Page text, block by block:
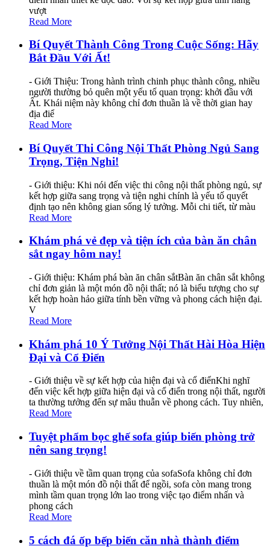
vượt
Read More
Bí Quyết Thành Công Trong Cuộc Sống: Hãy
Bắt Đầu Với Ất!
- Giới Thiệu: Trong hành trình chinh phục thành công, nhiều
người thường bỏ quên một yếu tố quan trọng: khởi đầu với
Ất. Khái niệm này không chỉ đơn thuần là về thời gian hay
địa điể
Read More
Bí Quyết Thi Công Nội Thất Phòng Ngủ Sang
Trọng, Tiện Nghi!
- Giới thiệu: Khi nói đến việc thi công nội thất phòng ngủ, sự
kết hợp giữa sang trọng và tiện nghi chính là yếu tố quyết
định tạo nên không gian sống lý tưởng. Mỗi chi tiết, từ màu
Read More
Khám phá vẻ đẹp và tiện ích của bàn ăn chân
sắt ngay hôm nay!
- Giới thiệu: Khám phá bàn ăn chân sắtBàn ăn chân sắt không
chỉ đơn giản là một món đồ nội thất; nó là biểu tượng cho sự
kết hợp hoàn hảo giữa tính bền vững và phong cách hiện đại.
V
Read More
Khám phá 10 Ý Tưởng Nội Thất Hài Hòa Hiện
Đại và Cổ Điển
- Giới thiệu về sự kết hợp của hiện đại và cổ điểnKhi nghĩ
đến việc kết hợp giữa hiện đại và cổ điển trong nội thất, người
ta thường tưởng đến sự mâu thuẫn về phong cách. Tuy nhiên,
Read More
Tuyệt phẩm bọc ghế sofa giúp biến phòng trở
nên sang trọng!
- Giới thiệu về tầm quan trọng của sofaSofa không chỉ đơn
thuần là một món đồ nội thất để ngồi, sofa còn mang trong
mình tầm quan trọng lớn lao trong việc tạo điểm nhấn và
phong cách
Read More
5 cách đá ốp bếp biến căn nhà thành điểm